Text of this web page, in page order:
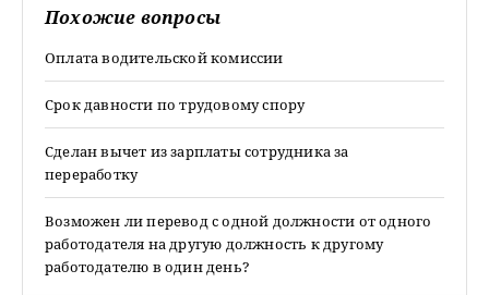
Похожие вопросы
Оплата водительской комиссии
Срок давности по трудовому спору
Сделан вычет из зарплаты сотрудника за
переработку
Возможен ли перевод с одной должности от одного
работодателя на другую должность к другому
работодателю в один день?